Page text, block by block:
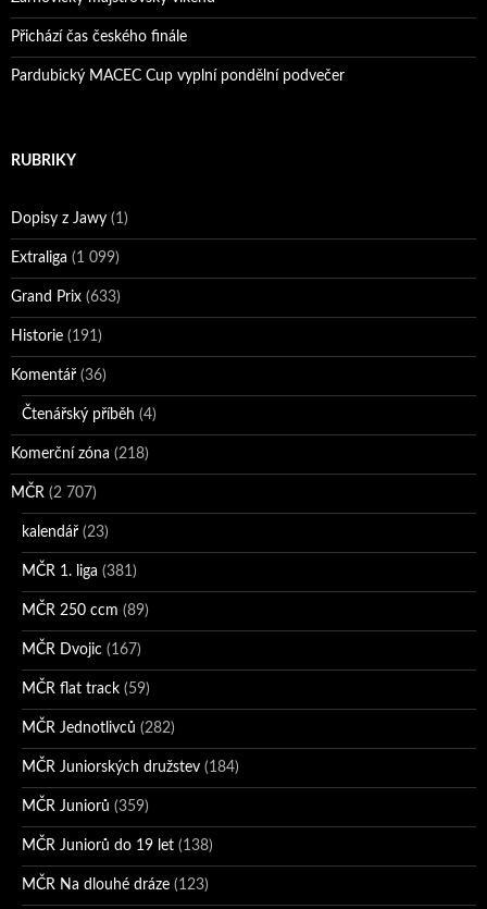
Přichází čas českého finále
Pardubický MACEC Cup vyplní pondělní podvečer
RUBRIKY
Dopisy z Jawy (1)
Extraliga (1 099)
Grand Prix (633)
Historie (191)
Komentář (36)
Čtenářský příběh (4)
Komerční zóna (218)
MČR (2 707)
kalendář (23)
MČR 1. liga (381)
MČR 250 ccm (89)
MČR Dvojic (167)
MČR flat track (59)
MČR Jednotlivců (282)
MČR Juniorských družstev (184)
MČR Juniorů (359)
MČR Juniorů do 19 let (138)
MČR Na dlouhé dráze (123)